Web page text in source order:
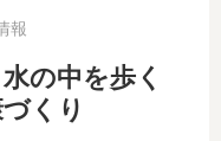
報
の中を歩く
くり